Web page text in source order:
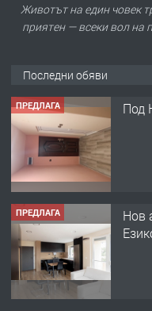
Животът на един човек
приятен — всеки вол на
Последни обяви
ПРЕДЛАГА Под
ПРЕДЛАГА
Нов